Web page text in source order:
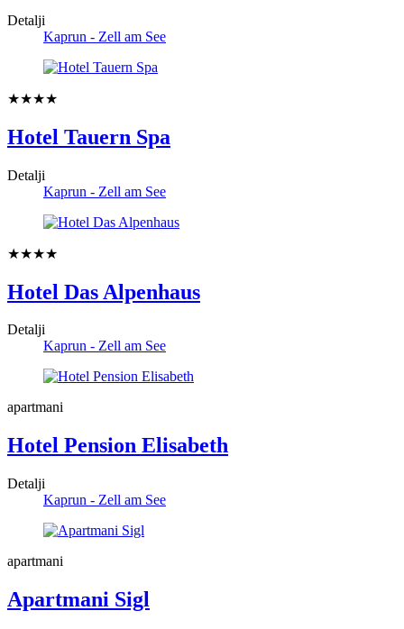
Detalji
Kaprun - Zell am See
★★★★
Hotel Tauern Spa
Detalji
Kaprun - Zell am See
★★★★
Hotel Das Alpenhaus
Detalji
Kaprun - Zell am See
apartmani
Hotel Pension Elisabeth
Detalji
Kaprun - Zell am See
apartmani
Apartmani Sigl